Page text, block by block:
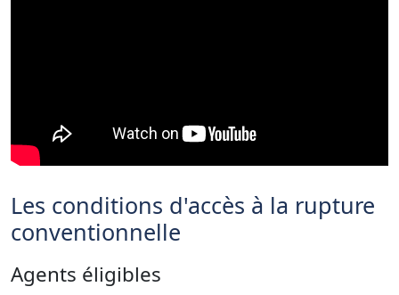
Les conditions d'accès à la rupture
conventionnelle
Agents éligibles